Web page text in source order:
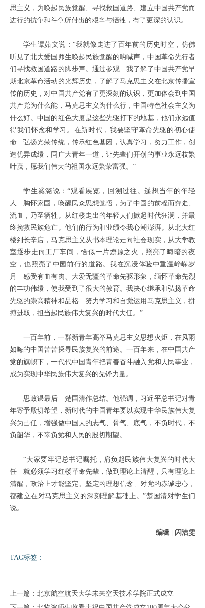
思主义，为唤起民族觉醒、寻找救国道路、建立中国共产党而
进行的抗争和斗争所付出的艰辛与牺牲，有了更深的认识。
学生谭茹文说：“我就像走进了百年前的历史时空，仿佛
听见了北大爱国师生唤起民族觉醒的呐喊声，中国革命先行者
们寻找救国道路的脚步声。通过参观，我了解了中国共产党早
期北京革命活动的光辉历史，了解了马克思主义在北京传播宣
传的历史，对中国共产党有了更深刻的认识，更加体会到中国
共产党为什么能，马克思主义为什么行，中国特色社会主义为
什么好。中国的红色大厦是这些先驱打下的地基，他们永远值
得我们怀念和学习。在新时代，我要坚守革命先驱的初心使
命，弘扬光荣传统，传承红色基因，认真学习，努力工作，创
造优异成绩，同广大青年一道，让先辈们开创的事业永远枝繁
叶茂，愿我们伟大的祖国永远繁荣富强。”
学生奚潞说：“观看展览，回溯过往。遥想当年的年轻
人，胸怀家国，唤醒民众思想觉悟，为了中国的前程而奔走、
流血，乃至牺牲。从红楼走出的年轻人们掀起时代狂澜，并最
终挽救民族危亡。他们的行为和业绩令我心潮澎湃。从北大红
楼到长辛店，马克思主义从书本理论走向社会现实，从大学教
室逐步走向工厂车间，恰似一片燎原之火，照亮了晦暗的夜
空，也照亮了中国前行的道路。我在沉浸体验中重温峥嵘岁
月，感受有血有肉、大爱无疆的革命先驱形象，缅怀革命先烈
的丰功伟绩，使我受到了很大的教育。我决心继承和弘扬革命
先驱的崇高精神和品格，努力学习和自觉运用马克思主义，拼
搏进取，担当起民族伟大复兴的时代大任。”
一百年前，一群新青年高举马克思主义思想火炬，在风雨
如晦的中国苦苦探寻民族复兴的前途。一百年来，在中国共产
党的旗帜下，一代代中国青年把青春奋斗融入党和人民事业，
成为实现中华民族伟大复兴的先锋力量。
思政课最后，楚国清作总结。他强调，习近平总书记对青
年寄予殷切希望，新时代的中国青年要以实现中华民族伟大复
兴为己任，增强做中国人的志气、骨气、底气，不负时代，不
负韶华，不辜负党和人民的殷切期望。
“大家要牢记总书记嘱托，肩负起民族伟大复兴的时代大
任，就必须学习红楼革命先辈，做到理论上清醒，只有理论上
清醒，政治上才能坚定。坚定的理想信念、对党的赤诚忠心，
都建立在对马克思主义的深刻理解基础上。”楚国清对学生们
说。
编辑 | 闪洁雯
TAG标签：
上一篇：北京航空航天大学未来空天技术学院正式成立